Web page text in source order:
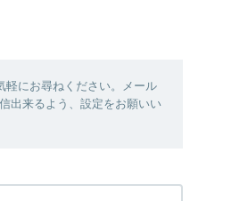
軽にお尋ねください。メール
出来るよう、設定をお願いい